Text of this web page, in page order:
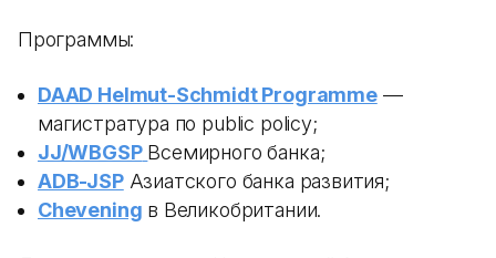
Программы:
DAAD Helmut-Schmidt Programme—
магистратура по public policy;
JJ/WBGSP Всемирного банка;
ADB-JSPАзиатского банка развития;
Chevening в Великобритании.